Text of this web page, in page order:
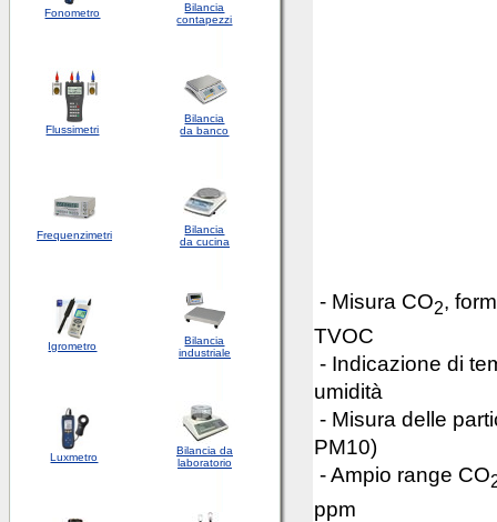
Fonometro
Bilancia
contapezzi
Flussimetri
Bilancia
da banco
Frequenzimetri
Bilancia
da cucina
Igrometro
Bilancia
industriale
Luxmetro
Bilancia da
laboratorio
- Misura CO2,
TVOC
- Indicazione di
umidità
- Misura delle
PM10)
- Ampio range CO
ppm